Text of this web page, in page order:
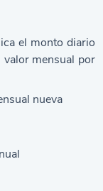
el monto diario
valor mensual por
nueva